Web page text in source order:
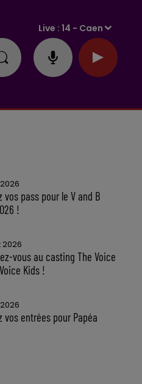
Live :14 - Caen
vos pass pour le V and B
!
2026
vous au casting The Voice
Kids !
vos entrées pour Papéa